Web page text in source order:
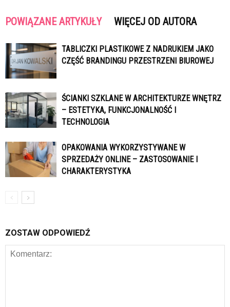
POWIĄZANE ARTYKUŁY WIĘCEJ OD AUTORA
TABLICZKI PLASTIKOWE Z NADRUKIEM JAKO
CZĘŚĆ BRANDINGU PRZESTRZENI BIUROWEJ
ŚCIANKI SZKLANE W ARCHITEKTURZE WNĘTRZ
– ESTETYKA, FUNKCJONALNOŚĆ I
TECHNOLOGIA
OPAKOWANIA WYKORZYSTYWANE W
SPRZEDAŻY ONLINE – ZASTOSOWANIE I
CHARAKTERYSTYKA
ZOSTAW ODPOWIEDŹ